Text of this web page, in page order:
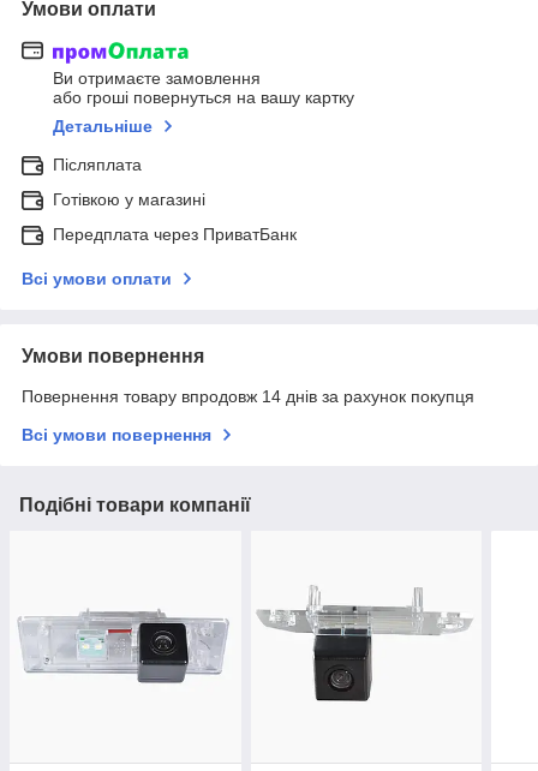
Умови оплати
Ви отримаєте замовлення
або гроші повернуться на вашу картку
Детальніше
Післяплата
Готівкою у магазині
Передплата через ПриватБанк
Всі умови оплати
Умови повернення
Повернення товару впродовж 14 днів за рахунок покупця
Всі умови повернення
Подібні товари компанії